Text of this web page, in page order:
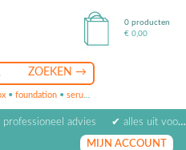
• foundation • serum
0 producten
€ 0,00
advies
✔ alles uit voorraad leverbaar
van beoordelingen
MIJN ACCOUNT